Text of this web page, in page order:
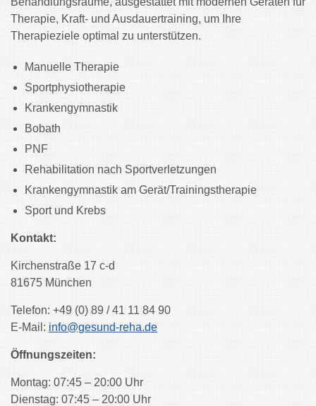
Therapie, Kraft- und Ausdauertraining, um Ihre
Therapieziele optimal zu unterstützen.
Manuelle Therapie
Sportphysiotherapie
Krankengymnastik
Bobath
PNF
Rehabilitation nach Sportverletzungen
Krankengymnastik am Gerät/Trainingstherapie
Sport und Krebs
Kontakt:
Kirchenstraße 17 c-d
81675 München
Telefon: +49 (0) 89 / 41 11 84 90
E-Mail: info@gesund-reha.de
Öffnungszeiten:
Montag: 07:45 – 20:00 Uhr
Dienstag: 07:45 – 20:00 Uhr